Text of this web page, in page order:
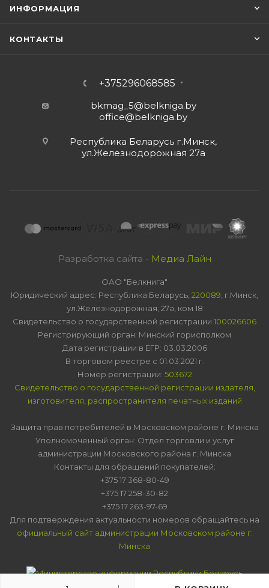
ИНФОРМАЦИЯ
КОНТАКТЫ
+375296068585
bkmag_5@belkniga.by
office@belkniga.by
Республика Беларусь г.Минск,
ул.Железнодорожная 27а
Разработка сайта - Медиа Лайн
ОАО "Белкнига"
Юридический адрес: Республика Беларусь, 220089 , г.Минск,
ул.Железнодорожная, 27а, ком 18
Свидетельство о государственной регистрации 100026606
Регистрирующий орган: Минский горисполком
Дата регистрации в ЕГР: 03.03.2006
В торговом реестре с 01.03.2021 г.
Номер регистрации: 503672
Свидетельство о государственной регистрации издателя,
изготовителя, распространителя печатных изданий
Защита прав потребителей в Московском районе г. Минска
Уполномоченный орган: Отдел торговли и услуг
администрации Московского района г. Минска
Контакты для обращений покупателей:
+375 17 368-80-49
+375 17 258-30-82
+375 17 263-97-69
Для подтверждения актуальности номеров обращайтесь на
официальный сайт администрации Московском районе г.
Минска